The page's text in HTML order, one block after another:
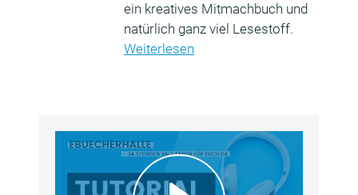
ein kreatives Mitmachbuch und
natürlich ganz viel Lesestoff.
Weiterlesen